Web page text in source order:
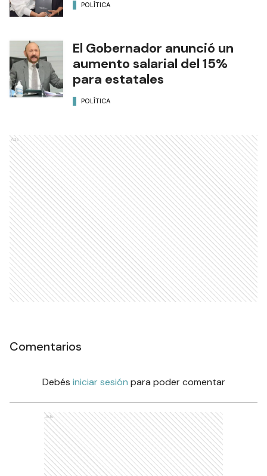
POLÍTICA
El Gobernador anunció un
aumento salarial del 15%
para estatales
POLÍTICA
Ads
Comentarios
Debés iniciar sesión para poder comentar
Ads